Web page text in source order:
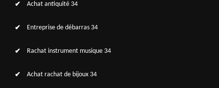
Achat antiquité 34
Entreprise de débarras 34
Rachat instrument musique 34
Achat rachat de bijoux 34